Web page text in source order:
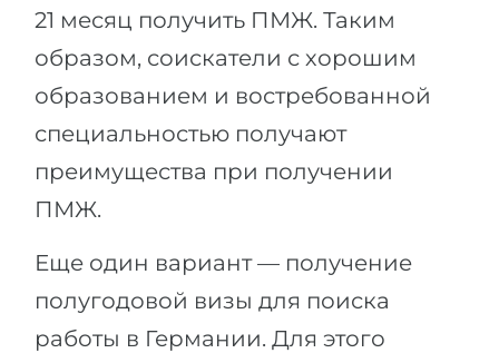
21 месяц получить ПМЖ. Таким
образом, соискатели с хорошим
образованием и востребованной
специальностью получают
преимущества при получении
ПМЖ.
Еще один вариант — получение
полугодовой визы для поиска
работы в Германии. Для этого